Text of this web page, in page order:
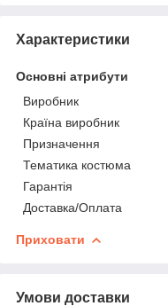
Характеристики
Основні атрибути
Виробник
Країна виробник
Призначення
Тематика костюма
Гарантія
Доставка/Оплата
Приховати
Умови доставки